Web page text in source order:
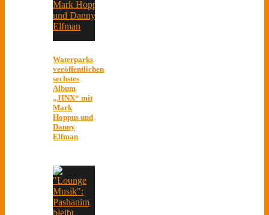
Waterparks
veröffentlichen
sechstes
Album
„JINX“ mit
Mark
Hoppus und
Danny
Elfman